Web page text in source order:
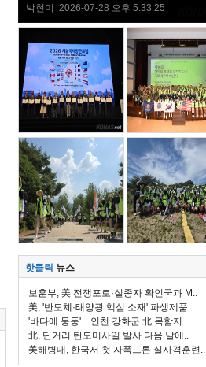
박현미 2026-07-28 오후 5:33:25
핫클릭 뉴스
보훈부, 美 전쟁포로·실종자 확인국과 M..
美, '반도체·태양광 핵심 소재' 파생제품..
'바다에 둥둥'…인천 강화군 北 목함지..
北, 단거리 탄도미사일 발사 다음 날에..
美해병대, 한국서 첫 자폭드론 실사격훈련..